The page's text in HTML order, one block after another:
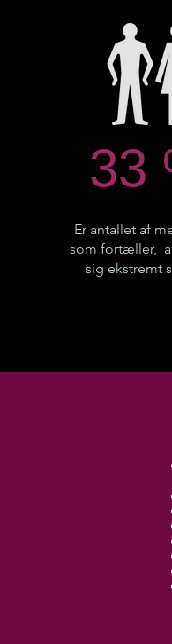
33
Er antallet af
som fortæller,
sig ekstremt